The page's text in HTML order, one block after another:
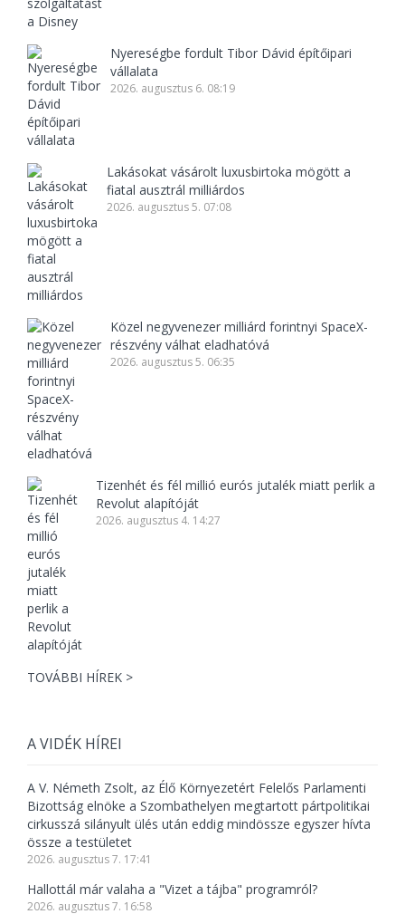
Nyereségbe fordult Tibor Dávid építőipari
vállalata
2026. augusztus 6. 08:19
Lakásokat vásárolt luxusbirtoka mögött a
fiatal ausztrál milliárdos
2026. augusztus 5. 07:08
Közel negyvenezer milliárd forintnyi SpaceX-
részvény válhat eladhatóvá
2026. augusztus 5. 06:35
Tizenhét és fél millió eurós jutalék miatt perlik a
Revolut alapítóját
2026. augusztus 4. 14:27
TOVÁBBI HÍREK >
A VIDÉK HÍREI
A V. Németh Zsolt, az Élő Környezetért Felelős Parlamenti
Bizottság elnöke a Szombathelyen megtartott pártpolitikai
cirkusszá silányult ülés után eddig mindössze egyszer hívta
össze a testületet
2026. augusztus 7. 17:41
Hallottál már valaha a "Vizet a tájba" programról?
2026. augusztus 7. 16:58